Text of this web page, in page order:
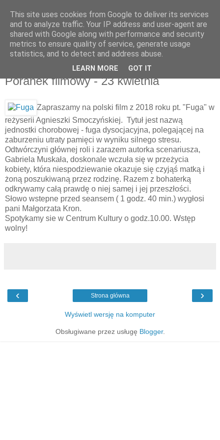
UTW Łomianki
Poranek filmowy - 23 kwietnia
Zapraszamy na polski film z 2018 roku pt. "Fuga" w
reżyserii Agnieszki Smoczyńskiej. Tytuł jest nazwą
jednostki chorobowej - fuga dysocjacyjna, polegającej na
zaburzeniu utraty pamięci w wyniku silnego stresu.
Odtwórczyni głównej roli i zarazem autorka scenariusza,
Gabriela Muskała, doskonale wczuła się w przeżycia
kobiety, która niespodziewanie okazuje się czyjąś matką i
żoną poszukiwaną przez rodzinę. Razem z bohaterką
odkrywamy całą prawdę o niej samej i jej przeszłości.
Słowo wstepne przed seansem ( 1 godz. 40 min.) wygłosi
pani Małgorzata Kron.
Spotykamy sie w Centrum Kultury o godz.10.00. Wstęp
wolny!
‹ ›
Strona główna
Wyświetl wersję na komputer
Obsługiwane przez usługę Blogger.
This site uses cookies from Google to deliver its services
and to analyze traffic. Your IP address and user-agent are
shared with Google along with performance and security
metrics to ensure quality of service, generate usage
statistics, and to detect and address abuse.
LEARN MORE GOT IT